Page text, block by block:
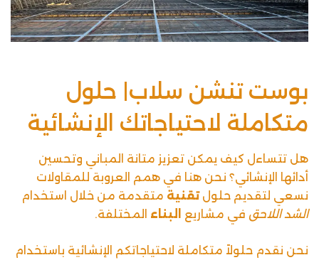
بوست تنشن سلاب| حلول
متكاملة لاحتياجاتك الإنشائية
هل تتساءل كيف يمكن تعزيز متانة المباني وتحسين
أدائها الإنشائي؟ نحن هنا في همم العروبة للمقاولات
نسعي لتقديم حلولتقنية متقدمة من خلال استخدام
الشد اللاحق في مشاريع البناء المختلفة.
نحن نقدم حلولاً متكاملة لاحتياجاتكم الإنشائية باستخدام